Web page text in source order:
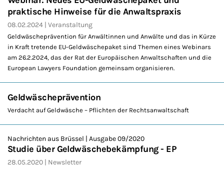
praktische Hinweise für die Anwaltspraxis
08.02.2024 Veranstaltung
Geldwäscheprävention für Anwältinnen und Anwälte und das in Kürze
in Kraft tretende EU-Geldwäschepaket sind Themen eines Webinars
am 26.2.2024, das der Rat der Europäischen Anwaltschaften und die
European Lawyers Foundation gemeinsam organisieren.
Geldwäscheprävention
Verdacht auf Geldwäsche – Pflichten der Rechtsanwaltschaft
Nachrichten aus Brüssel | Ausgabe 09/2020
Studie über Geldwäschebekämpfung - EP
28.05.2020 Newsletter